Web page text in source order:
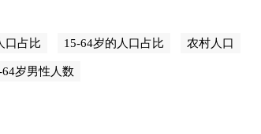
口占比 15-64岁的人口占比 农村人口
64岁男性人数